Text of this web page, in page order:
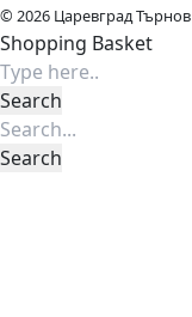
© 2026 Царевград
Shopping Basket